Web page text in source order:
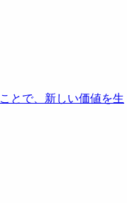
とで、新しい価値を生